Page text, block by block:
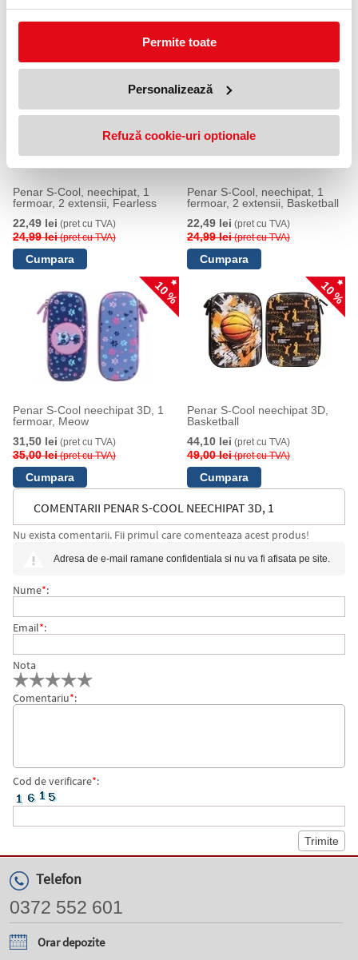
Permite toate
Personalizează
Refuză cookie-uri optionale
10 %
Penar S-Cool, neechipat, 1
fermoar, 2 extensii, Fearless
22,49 lei (pret cu TVA)
24,99 lei(pret cu TVA)
10 %
Penar S-Cool, neechipat, 1
fermoar, 2 extensii, Basketball
22,49 lei (pret cu TVA)
24,99 lei(pret cu TVA)
10 %
Penar S-Cool neechipat 3D, 1
fermoar, Meow
31,50 lei (pret cu TVA)
35,00 lei(pret cu TVA)
10 %
Penar S-Cool neechipat 3D,
Basketball
44,10 lei (pret cu TVA)
49,00 lei(pret cu TVA)
COMENTARII PENAR S-COOL NEECHIPAT 3D, 1
FERMOAR, PINK HEART
Nu exista comentarii. Fii primul care comenteaza acest produs!
Adresa de e-mail ramane confidentiala si nu va fi afisata pe site.
Nume*:
Email*:
Nota
Comentariu*:
Cod de verificare*:
Telefon
0372 552 601
Orar depozite